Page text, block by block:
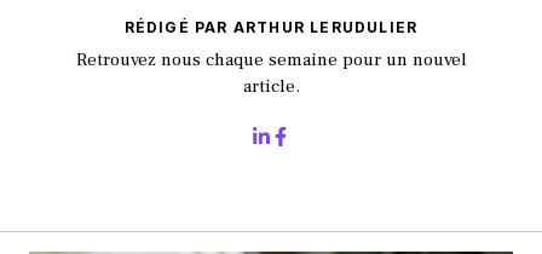
RÉDIGÉ PAR ARTHUR LERUDULIER
Retrouvez nous chaque semaine pour un nouvel
article.